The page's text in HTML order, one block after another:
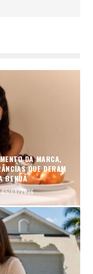
DA MARCA,
QUE DERAM
BENUÁ
05/08/2026